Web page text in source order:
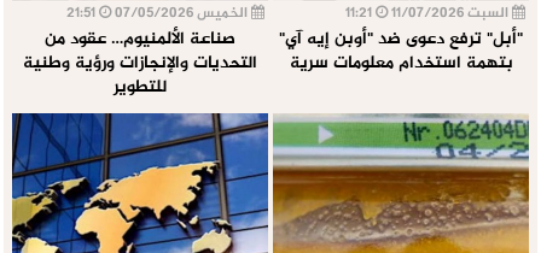
السبت 11/07/2026
"أبل" ترفع دعوى ضد "أوبن إيه آي"
بتهمة استخدام معلومات سرية
الخميس 07/05/2026
صناعة الألمنيوم… عقود من
التحديات والإنجازات ورؤية وطنية
للتطوير